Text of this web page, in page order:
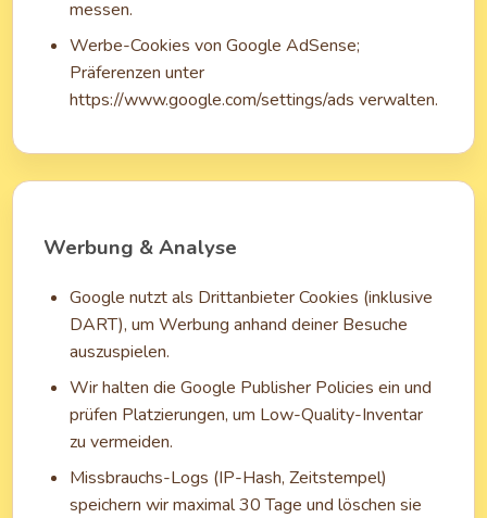
messen.
Werbe-Cookies von Google AdSense;
Präferenzen unter
https://www.google.com/settings/ads verwalten.
Werbung & Analyse
Google nutzt als Drittanbieter Cookies (inklusive
DART), um Werbung anhand deiner Besuche
auszuspielen.
Wir halten die Google Publisher Policies ein und
prüfen Platzierungen, um Low-Quality-Inventar
zu vermeiden.
Missbrauchs-Logs (IP-Hash, Zeitstempel)
speichern wir maximal 30 Tage und löschen sie